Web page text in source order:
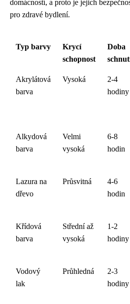
domácností, a proto je jejich
pro zdravé bydlení.
Typ barvy
Krycí
schopnost
Doba
Akrylátová
barva
Vysoká
2-4
hodiny
Alkydová
barva
Velmi
vysoká
6-8
hodin
Lazura na
dřevo
Průsvitná
4-6
hodin
Křídová
barva
Střední až
vysoká
1-2
hodiny
Vodový
lak
Průhledná
2-3
hodiny